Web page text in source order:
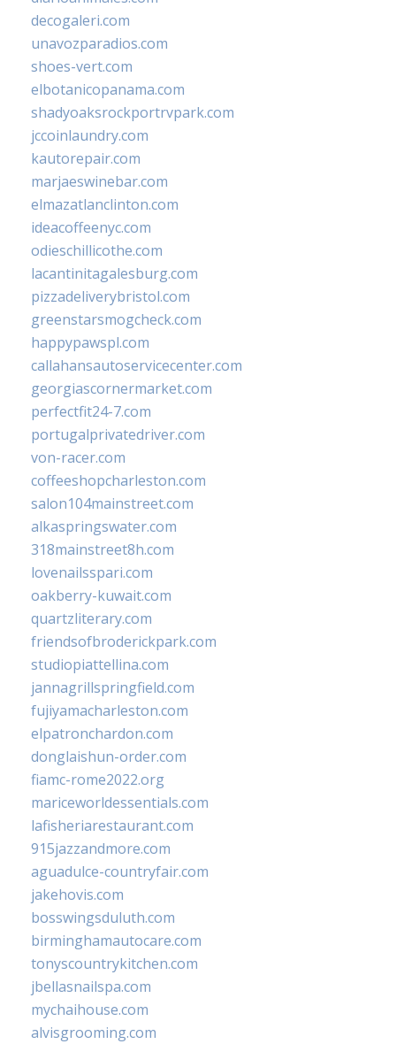
decogaleri.com
unavozparadios.com
shoes-vert.com
elbotanicopanama.com
shadyoaksrockportrvpark.com
jccoinlaundry.com
kautorepair.com
marjaeswinebar.com
elmazatlanclinton.com
ideacoffeenyc.com
odieschillicothe.com
lacantinitagalesburg.com
pizzadeliverybristol.com
greenstarsmogcheck.com
happypawspl.com
callahansautoservicecenter.com
georgiascornermarket.com
perfectfit24-7.com
portugalprivatedriver.com
von-racer.com
coffeeshopcharleston.com
salon104mainstreet.com
alkaspringswater.com
318mainstreet8h.com
lovenailsspari.com
oakberry-kuwait.com
quartzliterary.com
friendsofbroderickpark.com
studiopiattellina.com
jannagrillspringfield.com
fujiyamacharleston.com
elpatronchardon.com
donglaishun-order.com
fiamc-rome2022.org
mariceworldessentials.com
lafisheriarestaurant.com
915jazzandmore.com
aguadulce-countryfair.com
jakehovis.com
bosswingsduluth.com
birminghamautocare.com
tonyscountrykitchen.com
jbellasnailspa.com
mychaihouse.com
alvisgrooming.com